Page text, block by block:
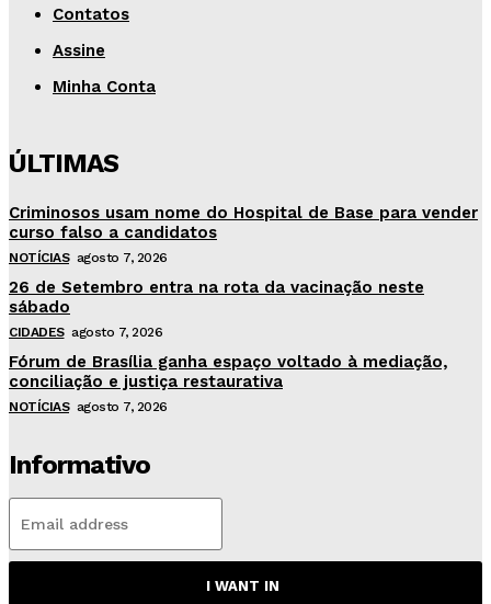
Contatos
Assine
Minha Conta
ÚLTIMAS
Criminosos usam nome do Hospital de Base para vender
curso falso a candidatos
NOTÍCIAS agosto 7, 2026
26 de Setembro entra na rota da vacinação neste
sábado
CIDADES agosto 7, 2026
Fórum de Brasília ganha espaço voltado à mediação,
conciliação e justiça restaurativa
NOTÍCIAS agosto 7, 2026
Informativo
I WANT IN